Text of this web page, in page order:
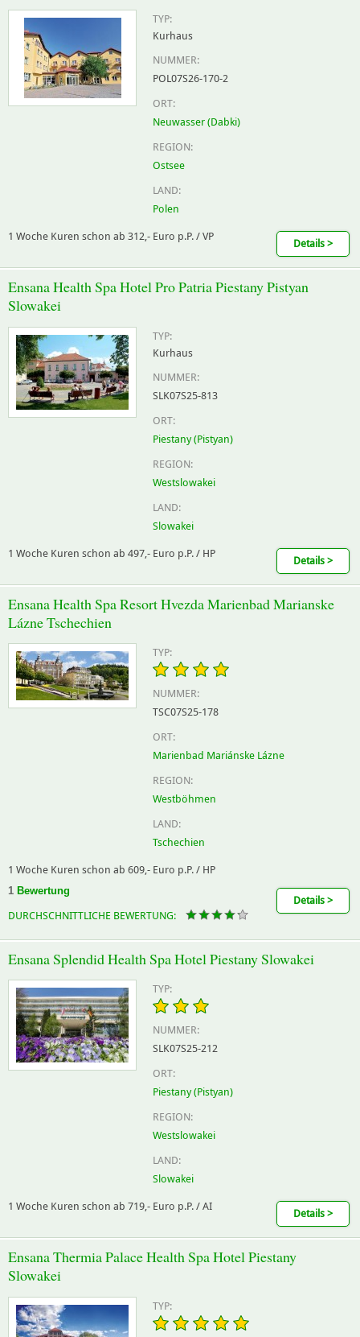
TYP:
Kurhaus
NUMMER:
POL07S26-170-2
ORT:
Neuwasser (Dabki)
REGION:
Ostsee
LAND:
Polen
1 Woche Kuren schon ab 312,- Euro p.P. / VP
Details >
Ensana Health Spa Hotel Pro Patria Piestany Pistyan
Slowakei
TYP:
Kurhaus
NUMMER:
SLK07S25-813
ORT:
Piestany (Pistyan)
REGION:
Westslowakei
LAND:
Slowakei
1 Woche Kuren schon ab 497,- Euro p.P. / HP
Details >
Ensana Health Spa Resort Hvezda Marienbad Marianske
Lázne Tschechien
TYP:
NUMMER:
TSC07S25-178
ORT:
Marienbad Mariánske Lázne
REGION:
Westböhmen
LAND:
Tschechien
1 Woche Kuren schon ab 609,- Euro p.P. / HP
1 Bewertung
DURCHSCHNITTLICHE BEWERTUNG:
Details >
Ensana Splendid Health Spa Hotel Piestany Slowakei
TYP:
NUMMER:
SLK07S25-212
ORT:
Piestany (Pistyan)
REGION:
Westslowakei
LAND:
Slowakei
1 Woche Kuren schon ab 719,- Euro p.P. / AI
Details >
Ensana Thermia Palace Health Spa Hotel Piestany
Slowakei
TYP: